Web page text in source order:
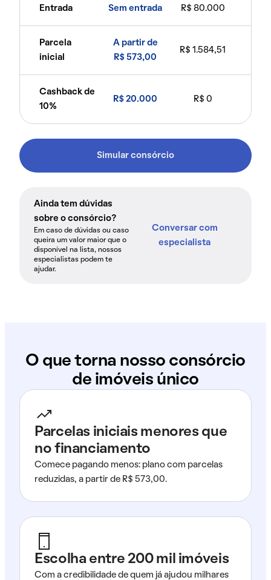
Entrada Sem entrada R$ 80.000
Parcela
inicial
A partir de
R$ 573,00
R$ 1.584,51
Cashback de
10%
R$ 20.000 R$ 0
Simular consórcio
Ainda tem dúvidas
sobre o consórcio?
Em caso de dúvidas ou caso
queira um valor maior que o
disponível na lista, nossos
especialistas podem te
ajudar.
Conversar com
especialista
O que torna nosso consórcio
de imóveis único
Parcelas iniciais menores que
no financiamento
Comece pagando menos: plano com parcelas
reduzidas, a partir de R$ 573,00.
Escolha entre 200 mil imóveis
Com a credibilidade de quem já ajudou milhares